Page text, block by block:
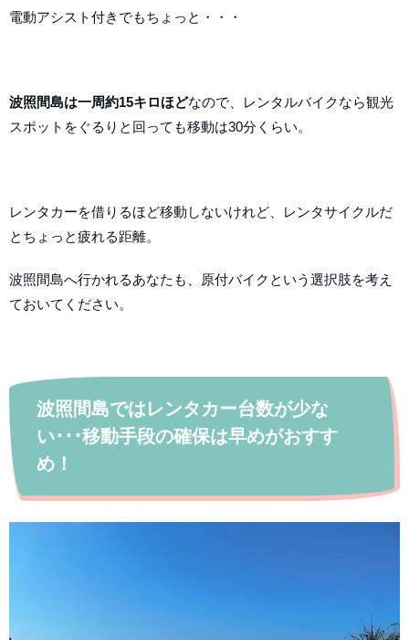
電動アシスト付きでもちょっと・・・
波照間島は一周約15キロほどなので、レンタルバイクなら観光
スポットをぐるりと回っても移動は30分くらい。
レンタカーを借りるほど移動しないけれど、レンタサイクルだ
とちょっと疲れる距離。
波照間島へ行かれるあなたも、原付バイクという選択肢を考え
ておいてください。
波照間島ではレンタカー台数が少な
い･･･移動手段の確保は早めがおすす
め！